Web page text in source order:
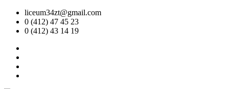
liceum34zt@gmail.com
0 (412) 47 45 23
0 (412) 43 14 19